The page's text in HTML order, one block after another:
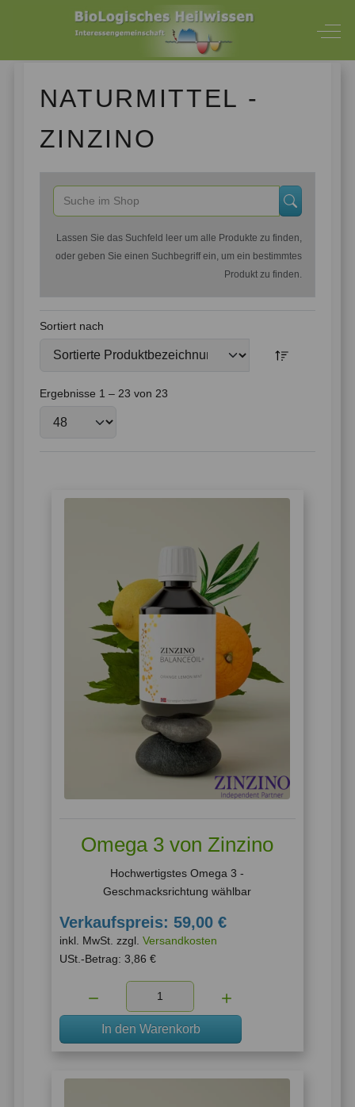
Off-
NATURMITTEL -
ZINZINO
Lassen Sie das Suchfeld leer um alle Produkte zu finden,
oder geben Sie einen Suchbegriff ein, um ein bestimmtes
Produkt zu finden.
Sortiert nach
Ergebnisse 1 – 23 von 23
Omega 3 von Zinzino
Hochwertigstes Omega 3 -
Geschmacksrichtung wählbar
Verkaufspreis:59,00 €
inkl. MwSt. zzgl.Versandkosten
USt.-Betrag:3,86 €
In den Warenkorb